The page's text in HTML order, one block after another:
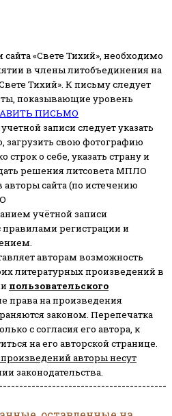
«Свете Тихий», необходимо
в члены литобъединения на
Тихий». К письму следует
показывающие уровень
ПИСЬМО
записи следует указать
свою фотографию
строк о себе, указать страну и
решения литсовета МПЛО
авторы сайта (по истечению
учётной записи
регистрации и
авторам возможность
литературных произведений в
пользовательского
права на произведения
законом. Перепечатка
с согласия его автора, к
на его авторской странице.
произведений авторы несут
законодательства.